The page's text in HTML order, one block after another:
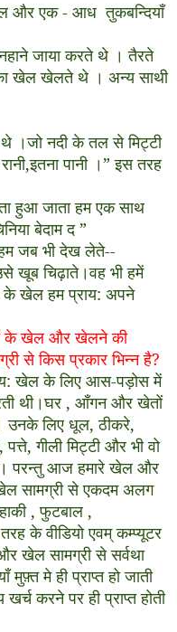
और एक- आध तुकबन्दियाँ
जाया करते थे । तैरते
का खेल खेलते थे । अन्य साथी
।जो नदी के तल से मिट्टी
,इतना पानी ।” इस तरह
हुआ जाता हम एक साथ
बेदाम द ”
जब भी देख लेते--
खूब चिढ़ाते।वह भी हमें
के खेल हम प्राय: अपने
के खेल और खेलने की
से किस प्रकार भिन्न है?
:खेल के लिए आस-पड़ोस में
थी।घर , आँगन और खेतों
उनके लिए धूल,ठीकरे,
, पत्ते,गीली मिट्टी और भी वो
परन्तु आज हमारे खेल और
सामग्री से एकदम अलग
हाकी ,फुटबाल ,
के वीडियो एवम् कम्प्यूटर
खेल सामग्री से सर्वथा
मे ही प्राप्त हो जाती
करने पर ही प्राप्त होती